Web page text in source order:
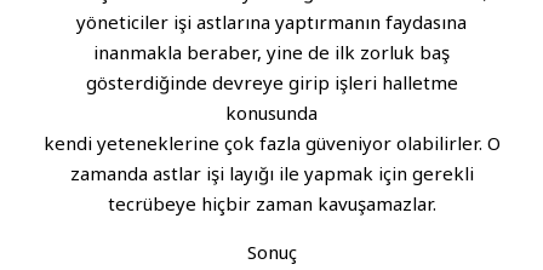
yöneticiler işi astlarına yaptırmanın faydasına
inanmakla beraber, yine de ilk zorluk baş
gösterdiğinde devreye girip işleri halletme
konusunda
kendi yeteneklerine çok fazla güveniyor olabilirler. O
zamanda astlar işi layığı ile yapmak için gerekli
tecrübeye hiçbir zaman kavuşamazlar.
Sonuç